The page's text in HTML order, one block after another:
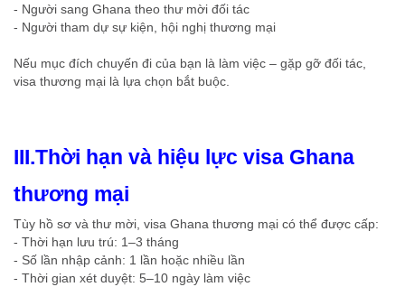
- Người sang Ghana theo thư mời đối tác
- Người tham dự sự kiện, hội nghị thương mại
Nếu mục đích chuyến đi của bạn là làm việc – gặp gỡ đối tác,
visa thương mại là lựa chọn bắt buộc.
III.Thời hạn và hiệu lực visa Ghana
thương mại
Tùy hồ sơ và thư mời, visa Ghana thương mại có thể được cấp:
- Thời hạn lưu trú: 1–3 tháng
- Số lần nhập cảnh: 1 lần hoặc nhiều lần
- Thời gian xét duyệt: 5–10 ngày làm việc